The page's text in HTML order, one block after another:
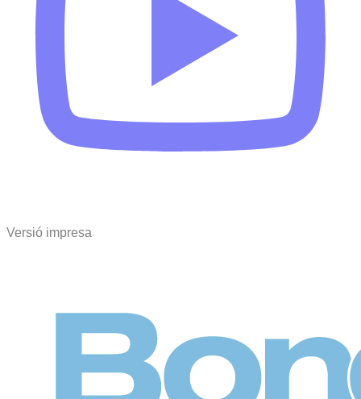
Versió impresa